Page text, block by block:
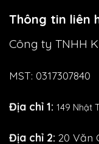
Thông tin liên
Công ty TNHH
MST: 0317307840
Địa chỉ 1: 149 Nhật
Địa chỉ 2: 20 Văn